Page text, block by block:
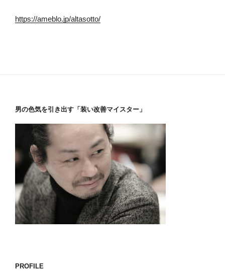
https://ameblo.jp/altasotto/
男の色気を引き出す「装い改善マイスター」
PROFILE